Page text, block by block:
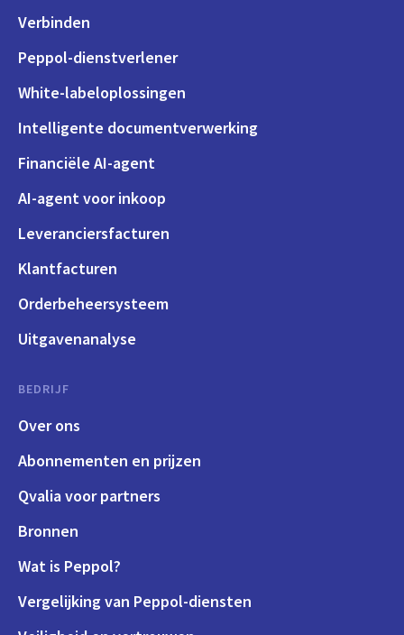
Verbinden
Peppol-dienstverlener
White-labeloplossingen
Intelligente documentverwerking
Financiële AI-agent
AI-agent voor inkoop
Leveranciersfacturen
Klantfacturen
Orderbeheersysteem
Uitgavenanalyse
BEDRIJF
Over ons
Abonnementen en prijzen
Qvalia voor partners
Bronnen
Wat is Peppol?
Vergelijking van Peppol-diensten